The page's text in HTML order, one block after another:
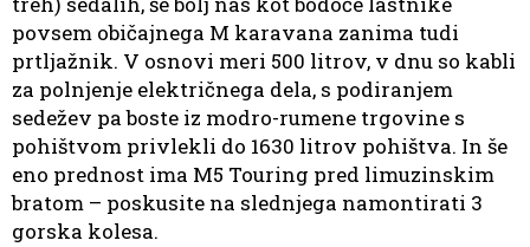
povsem običajnega M karavana zanima tudi
prtljažnik. V osnovi meri 500 litrov, v dnu so kabli
za polnjenje električnega dela, s podiranjem
sedežev pa boste iz modro-rumene trgovine s
pohištvom privlekli do 1630 litrov pohištva. In še
eno prednost ima M5 Touring pred limuzinskim
bratom – poskusite na slednjega namontirati 3
gorska kolesa.